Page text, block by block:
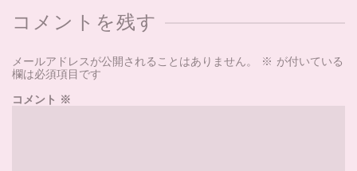
コメントを残す
メールアドレスが公開されることはありません。 ※ が付いている
欄は必須項目です
コメント ※